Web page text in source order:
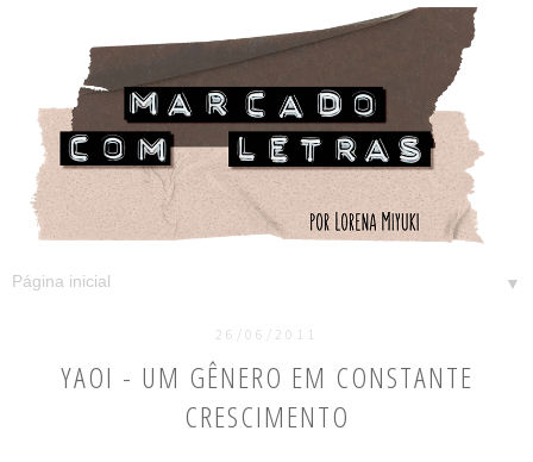
▼
26/06/2011
YAOI - UM GÊNERO EM CONSTANTE
CRESCIMENTO